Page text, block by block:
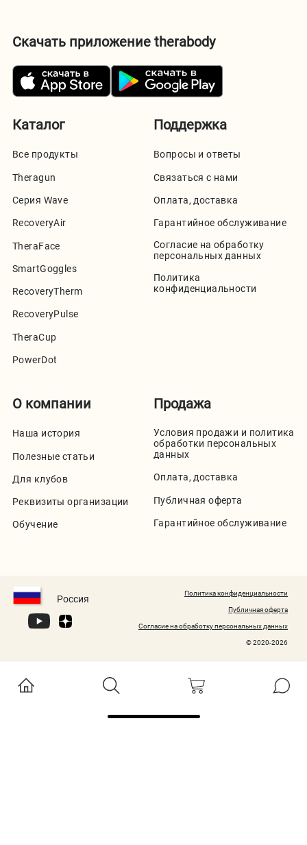
Каталог
Все продукты
Theragun
Серия Wave
RecoveryAir
TheraFace
SmartGoggles
RecoveryTherm
RecoveryPulse
TheraCup
PowerDot
Поддержка
Вопросы и ответы
Связаться с нами
Оплата, доставка
Гарантийное обслуживание
Согласие на обработку
персональных данных
Политика
конфиденциальности
О компании
Наша история
Полезные статьи
Для клубов
Реквизиты организации
Обучение
Продажа
Условия продажи и политика
обработки персональных
данных
Оплата, доставка
Публичная оферта
Гарантийное обслуживание
Скачать приложение therabody
Россия
Политика конфиденциальности
Публичная оферта
Согласие на обработку персональных данных
© 2020-2026